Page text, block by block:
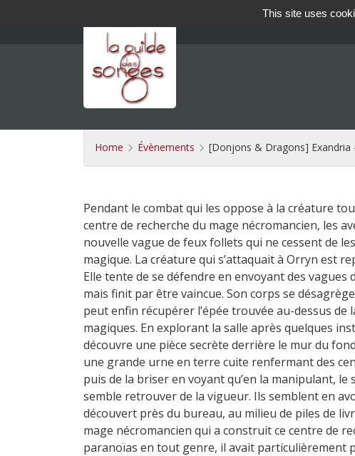
Home Évènements [Donjons & Dragons] Exandria
Pendant le combat qui les oppose à la créature
centre de recherche du mage nécromancien, les
nouvelle vague de feux follets qui ne cessent de
magique. La créature qui s’attaquait à Orryn est
Elle tente de se défendre en envoyant des
mais finit par être vaincue. Son corps se
peut enfin récupérer l’épée trouvée au-dessus
magiques. En explorant la salle après quelques
découvre une pièce secrète derrière le mur du
une grande urne en terre cuite renfermant des
puis de la briser en voyant qu’en la manipulant,
semble retrouver de la vigueur. Ils semblent en
découvert près du bureau, au milieu de piles de
mage nécromancien qui a construit ce centre de
paranoïas en tout genre, il avait particulièrement
This site uses